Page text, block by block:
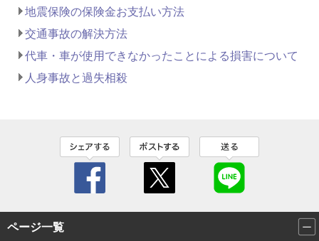
地震保険の保険金お支払い方法
交通事故の解決方法
代車・車が使用できなかったことによる損害について
人身事故と過失相殺
ページ一覧